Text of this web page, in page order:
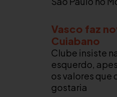
Vasco faz
Cuiabano
Clube insiste
esquerdo,
os valores que
gostaria